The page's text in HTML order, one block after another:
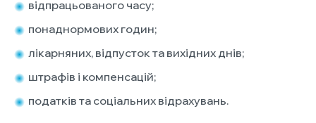
відпрацьованого часу;
понаднормових годин;
лікарняних, відпусток та вихідних днів;
штрафів і компенсацій;
податків та соціальних відрахувань.